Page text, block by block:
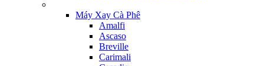
Máy Xay Cà Phê
Amalfi
Ascaso
Breville
Carimali